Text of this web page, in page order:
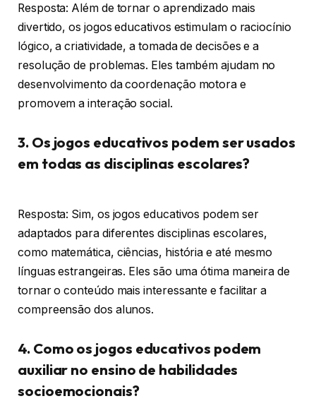
Resposta: Além de tornar o aprendizado mais
divertido, os jogos educativos estimulam o raciocínio
lógico, a criatividade, a tomada de decisões e a
resolução de problemas. Eles também ajudam no
desenvolvimento da coordenação motora e
promovem a interação social.
3. Os jogos educativos podem ser usados
em todas as disciplinas escolares?
Resposta: Sim, os jogos educativos podem ser
adaptados para diferentes disciplinas escolares,
como matemática, ciências, história e até mesmo
línguas estrangeiras. Eles são uma ótima maneira de
tornar o conteúdo mais interessante e facilitar a
compreensão dos alunos.
4. Como os jogos educativos podem
auxiliar no ensino de habilidades
socioemocionais?